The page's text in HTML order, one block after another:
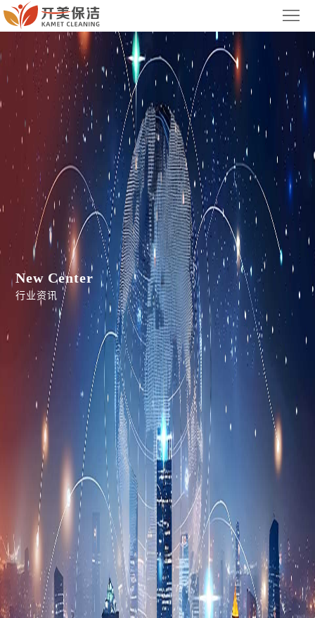
首
于
我
服
务
示
中
系
集
团
New Center
行业资讯